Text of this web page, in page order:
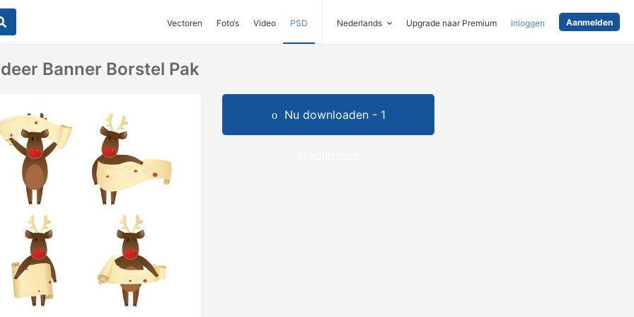
Vectoren Foto‘s Video PSD Nederlands Upgrade naar Premium Inloggen Aanmelden
Banner Borstel Pak
Nu downloaden - 1